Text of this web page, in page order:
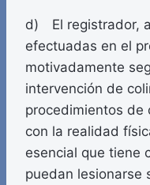
d) El registrador,
efectuadas en el
motivadamente
intervención de
procedimientos de
con la realidad
esencial que tiene
puedan lesionarse